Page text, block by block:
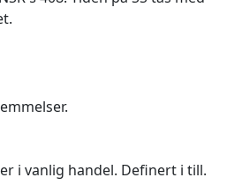
i vanlig handel. Definert i till.